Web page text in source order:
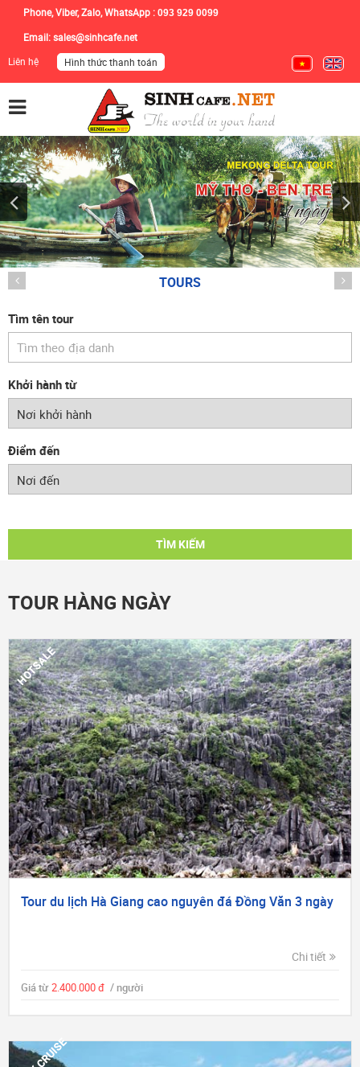
Phone, Viber, Zalo, WhatsApp : 093 929 0099
Email:sales@sinhcafe.net
Liên hệ
Hình thức thanh toán
TOURS
Tìm tên tour
Khởi hành từ
Điểm đến
TÌM KIẾM
TOUR HÀNG NGÀY
HOTSALE
Tour du lịch Hà Giang cao nguyên đá Đồng Văn 3 ngày
Chi tiết
Giá từ 2.400.000 đ / người